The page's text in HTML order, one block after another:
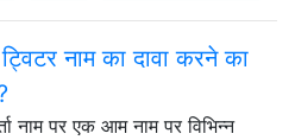
नाम का दावा करने का
नाम पर एक आम नाम पर विभिन्न